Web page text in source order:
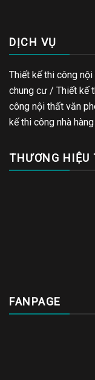
DỊCH VỤ
Thiết kế thi công
chung cư / Thiết kế
công nội thất văn
kế thi công nhà hàng
THƯƠNG HIỆU
FANPAGE